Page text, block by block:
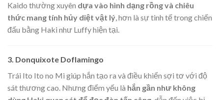
Kaido thường xuyên dựa vào hình dạng rồng và chiêu
thức mang tính hủy diệt vật lý , hơn là sự tinh tế trong chiến
đấu bằng Haki như Luffy hiện tại.
3. Donquixote Doflamingo
Trái Ito Ito no Mi giúp hắn tạo ra và điều khiển sợi tơ với độ
sát thương cao. Nhưng điểm yếu là hắn gần như không